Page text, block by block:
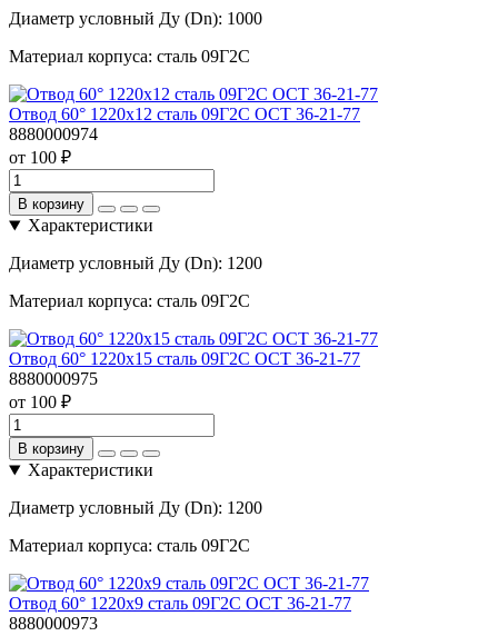
Диаметр условный Ду (Dn): 1000
Материал корпуса: сталь 09Г2С
Отвод 60° 1220х12 сталь 09Г2С ОСТ 36-21-77
8880000974
от 100 ₽
В корзину
Характеристики
Диаметр условный Ду (Dn): 1200
Материал корпуса: сталь 09Г2С
Отвод 60° 1220х15 сталь 09Г2С ОСТ 36-21-77
8880000975
от 100 ₽
В корзину
Характеристики
Диаметр условный Ду (Dn): 1200
Материал корпуса: сталь 09Г2С
Отвод 60° 1220х9 сталь 09Г2С ОСТ 36-21-77
8880000973